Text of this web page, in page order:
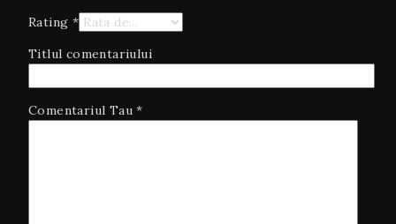
Rating *
Titlul comentariului
Comentariul Tau*